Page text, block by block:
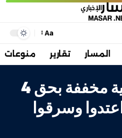
Aa
المسار تقارير منوعات
أحكام إسرائيلية مخففة بحق 4
وسرقوا